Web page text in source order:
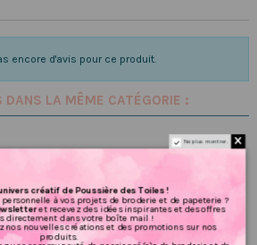
encore d'avis pour ce produit.
DANS LA MÊME CATÉGORIE :
Ne plus montrer.
créatif de Poussière des Toiles !
personnelle à vos projets de broderie et de papeterie ?
et recevez des idées inspirantes et des offres
directement dans votre boîte mail !
nos nouvelles créations et des promotions sur nos
produits.